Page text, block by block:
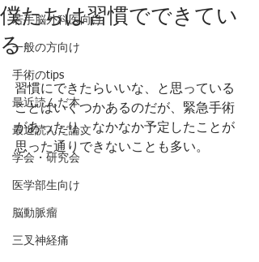
若手脳外科医向け
一般の方向け
手術のtips
最近読んだ本
最近読んだ論文
学会・研究会
医学部生向け
脳動脈瘤
三叉神経痛
僕たちは習慣でできてい
る
習慣にできたらいいな、と思っている
ことはいくつかあるのだが、緊急手術
があったり、なかなか予定したことが
思った通りできないことも多い。